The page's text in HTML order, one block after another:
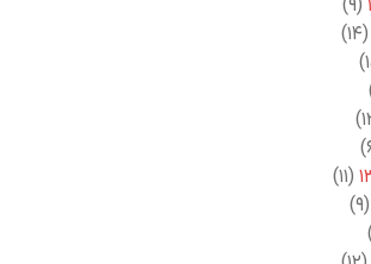
(۹)
(۱۴)
(۱۱)
(۹)